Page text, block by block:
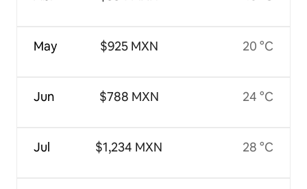
May
Jun
Jul
$925 MXN
$788 MXN
$1,234 MXN
20 °C
24 °C
28 °C